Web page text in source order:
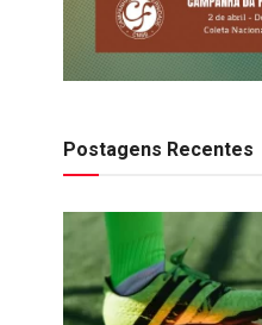
Postagens Recentes